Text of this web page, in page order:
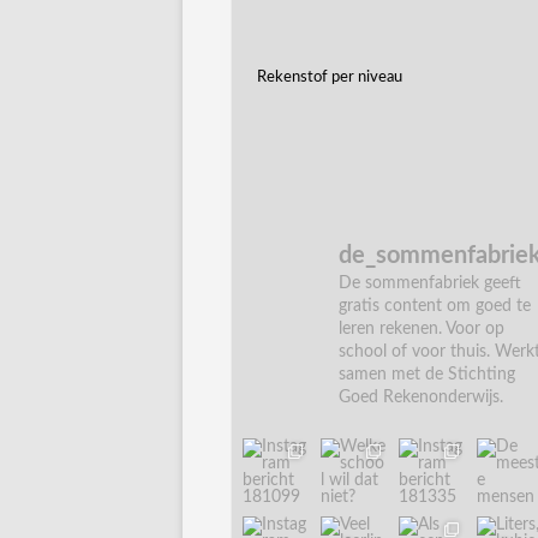
Rekenstof per niveau
De sommenfabriek geeft
gratis content om goed te
leren rekenen. Voor op
school of voor thuis.
samen met de Stichting
Goed Rekenonderwijs.